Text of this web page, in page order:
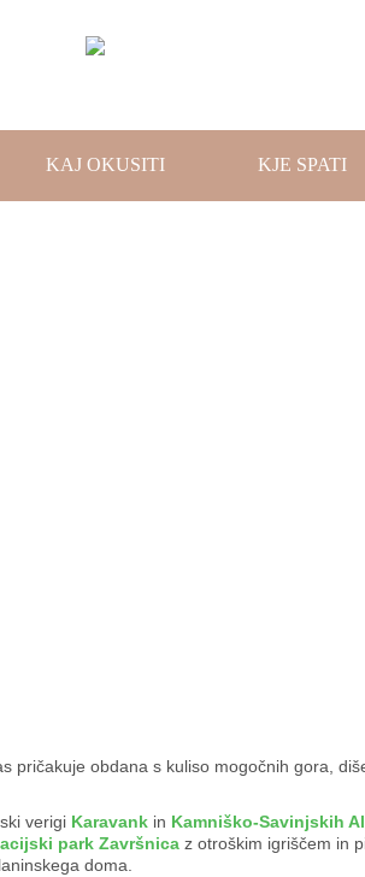
KAJ OKUSITI KJE SPATI
pričakuje obdana s kuliso mogočnih gora,
verigi Karavank in Kamniško-Savinjskih
park Završnica z otroškim igriščem in
doma.